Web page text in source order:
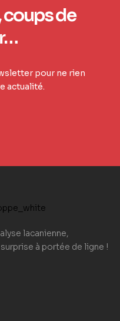
de
pour ne rien
actualité.
lacanienne,
à portée de ligne !